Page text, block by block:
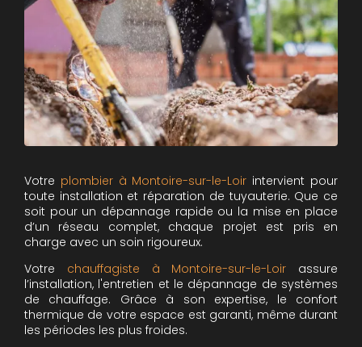
Votre plombier à Montoire-sur-le-Loir intervient pour
toute installation et réparation de tuyauterie. Que ce
soit pour un dépannage rapide ou la mise en place
d’un réseau complet, chaque projet est pris en
charge avec un soin rigoureux.
Votre chauffagiste à Montoire-sur-le-Loir assure
l’installation, l'entretien et le dépannage de systèmes
de chauffage. Grâce à son expertise, le confort
thermique de votre espace est garanti, même durant
les périodes les plus froides.